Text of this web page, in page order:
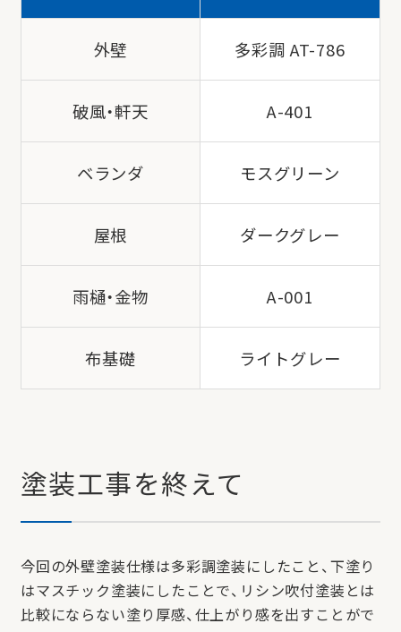
外壁 多彩調 AT-786
破風・軒天 A-401
ベランダ モスグリーン
屋根 ダークグレー
雨樋・金物 A-001
布基礎 ライトグレー
塗装工事を終えて
今回の外壁塗装仕様は多彩調塗装にしたこと、下塗り
はマスチック塗装にしたことで、リシン吹付塗装とは
比較にならない塗り厚感、仕上がり感を出すことがで